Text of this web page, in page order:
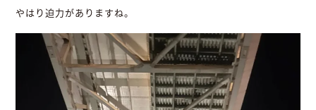
やはり迫力がありますね。